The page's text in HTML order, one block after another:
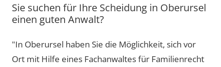
Sie suchen für Ihre Scheidung in Oberursel
einen guten Anwalt?
"In Oberursel haben Sie die Möglichkeit, sich vor
Ort mit Hilfe eines Fachanwaltes für Familienrecht